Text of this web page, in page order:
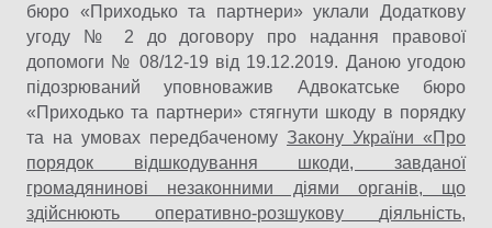
бюро «Приходько та партнери» уклали Додаткову
угоду № 2 до договору про надання правової
допомоги № 08/12-19 від 19.12.2019. Даною угодою
підозрюваний уповноважив Адвокатське бюро
«Приходько та партнери» стягнути шкоду в порядку
та на умовах передбаченому Закону України «Про
порядок відшкодування шкоди, завданої
громадянинові незаконними діями органів, що
здійснюють оперативно-розшукову діяльність,